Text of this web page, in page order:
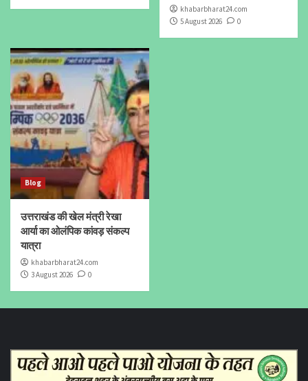
khabarbharat24.com
5 August 2026
0
Blog
उत्तराखंड की खेल मंत्री रेखा
आर्या का ओलंपिक कांवड़ संकल्प
यात्रा
khabarbharat24.com
3 August 2026
0